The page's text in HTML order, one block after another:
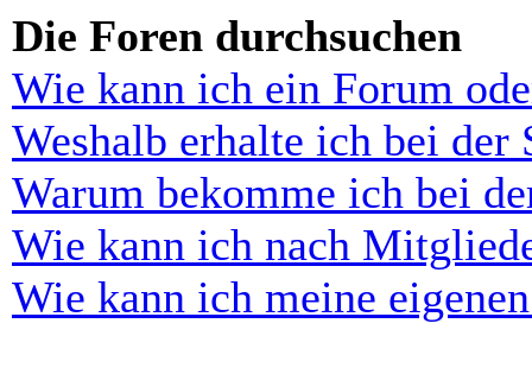
Die Foren durchsuchen
Wie kann ich ein Forum
Weshalb erhalte ich bei der
Warum bekomme ich bei
Wie kann ich nach
Wie kann ich meine